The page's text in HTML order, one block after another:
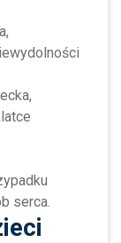
serca.